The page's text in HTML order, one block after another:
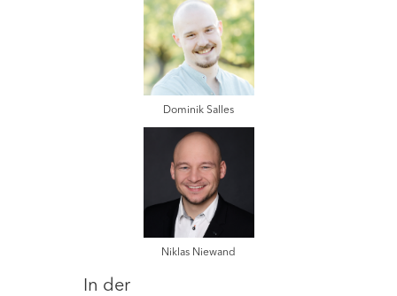
Dominik Salles
Niklas Niewand
In der